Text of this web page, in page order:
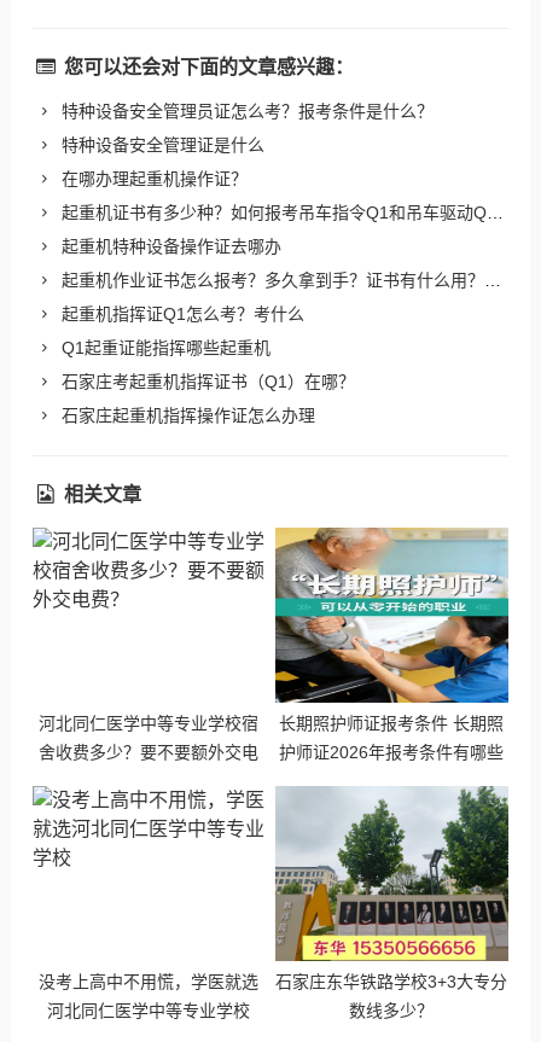
您可以还会对下面的文章感兴趣：
特种设备安全管理员证怎么考？报考条件是什么？
特种设备安全管理证是什么
在哪办理起重机操作证？
起重机证书有多少种？如何报考吊车指令Q1和吊车驱动Q2？
起重机特种设备操作证去哪办
起重机作业证书怎么报考？多久拿到手？证书有什么用？报考流
起重机指挥证Q1怎么考？考什么
Q1起重证能指挥哪些起重机
石家庄考起重机指挥证书（Q1）在哪？
石家庄起重机指挥操作证怎么办理
相关文章
河北同仁医学中等专业学校宿
舍收费多少？要不要额外交电
长期照护师证报考条件 长期照
护师证2026年报考条件有哪些
没考上高中不用慌，学医就选
河北同仁医学中等专业学校
石家庄东华铁路学校3+3大专分
数线多少？